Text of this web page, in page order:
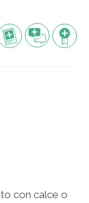
con calce o